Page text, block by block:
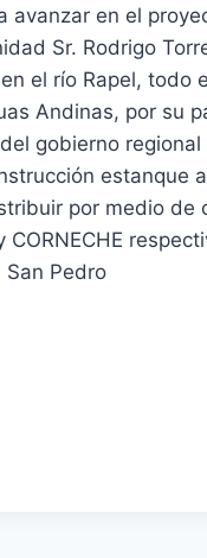
avanzar en el
Sr. Rodrigo
el río Rapel,
Andinas, por su
gobierno
estanque
por medio de
CORNECHE
Pedro